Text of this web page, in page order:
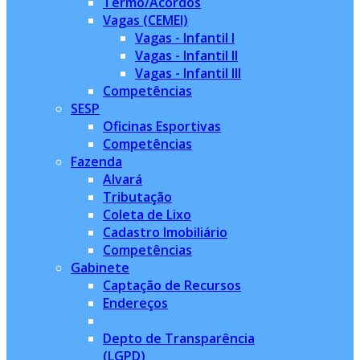
Vagas (CEMEI)
Vagas - Infantil I
Vagas - Infantil II
Vagas - Infantil III
Competências
SESP
Oficinas Esportivas
Competências
Fazenda
Alvará
Tributação
Coleta de Lixo
Cadastro Imobiliário
Competências
Gabinete
Captação de Recursos
Endereços
Depto de Transparência
(LGPD)